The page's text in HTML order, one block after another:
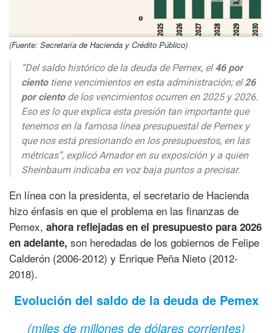
(Fuente: Secretaría de Hacienda y Crédito Público)
“Del saldo histórico de la deuda de Pemex, el46 por
ciento tiene vencimientos en esta administración; el26
por ciento de los vencimientos ocurren en 2025 y 2026.
Eso es lo que explica esta presión tan importante que
tenemos en la famosa línea presupuestal de Pemex y
que nos está presionando en los presupuestos, en las
métricas”, explicó Amador en su exposición y a quien
Sheinbaum indicaba en voz baja puntos a precisar.
En línea con la presidenta, el secretario de Hacienda
hizo énfasis en que el problema en las finanzas de
Pemex, ahora reflejadas en el presupuesto para 2026
en adelante, son heredadas de los gobiernos de Felipe
Calderón (2006-2012) y Enrique Peña Nieto (2012-
2018).
Evolución del saldo de la deuda de Pemex
(miles de millones de dólares corrientes)